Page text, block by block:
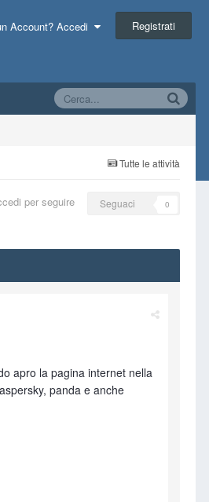
Account? Accedi Registrati
Tutte le attività
per seguire Seguaci 0
apro la pagina internet nella
panda e anche